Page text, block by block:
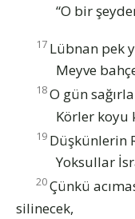
“O bir
17 Lübnan pek
Meyve
18O gün
Körler koyu
19 Düşkünlerin
Yoksullar
20Çünkü
silinecek,